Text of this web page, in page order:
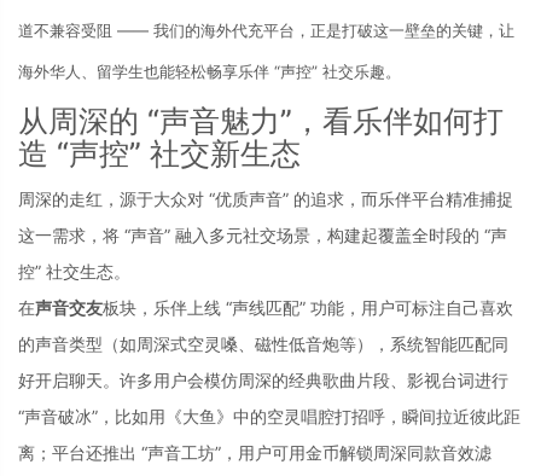
道不兼容受阻 —— 我们的海外代充平台，正是打破这一壁垒的关键，让
海外华人、留学生也能轻松畅享乐伴 “声控” 社交乐趣。
从周深的 “声音魅力”，看乐伴如何打
造 “声控” 社交新生态
周深的走红，源于大众对 “优质声音” 的追求，而乐伴平台精准捕捉
这一需求，将 “声音” 融入多元社交场景，构建起覆盖全时段的 “声
控” 社交生态。
在声音交友板块，乐伴上线 “声线匹配” 功能，用户可标注自己喜欢
的声音类型（如周深式空灵嗓、磁性低音炮等），系统智能匹配同
好开启聊天。许多用户会模仿周深的经典歌曲片段、影视台词进行
“声音破冰”，比如用《大鱼》中的空灵唱腔打招呼，瞬间拉近彼此距
离；平台还推出 “声音工坊”，用户可用金币解锁周深同款音效滤